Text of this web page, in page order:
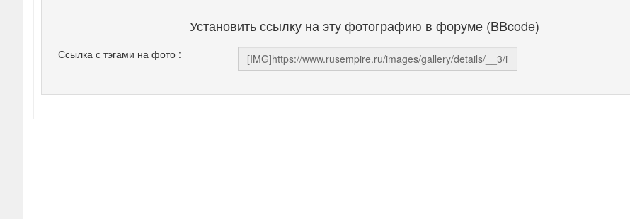
Установить ссылку на эту фотографию в форуме (BBcode)
Ссылка с тэгами на фото :